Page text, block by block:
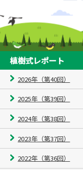
植樹式レポート
2026年（第40回）
2025年（第39回）
2024年（第38回）
2023年（第37回）
2022年（第36回）